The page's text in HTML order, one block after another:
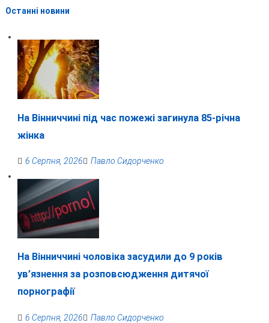
Останні новини
На Вінниччині під час пожежі загинула 85-річна
жінка
6 Серпня, 2026 Павло Сидорченко
На Вінниччині чоловіка засудили до 9 років
ув’язнення за розповсюдження дитячої
порнографії
6 Серпня, 2026 Павло Сидорченко